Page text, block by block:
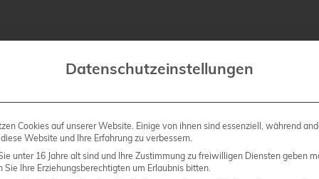
Updates
auf modernen Linux-Distributionen eigentlich
immer wieder Edge-Cases, in denen
mit dem XEN Hypervisor wird dies klar,
Datenschutzeinstellungen
Cookies auf unserer Website. Einige von ihnen sind essenziell, während
Website und Ihre Erfahrung zu verbessern.
unter 16 Jahre alt sind und Ihre Zustimmung zu freiwilligen Diensten geben
Sie Ihre Erziehungsberechtigten um Erlaubnis bitten.